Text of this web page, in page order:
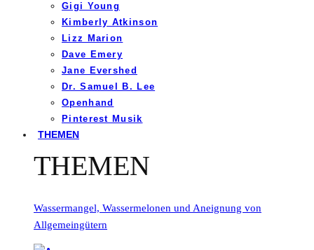
Gigi Young
Kimberly Atkinson
Lizz Marion
Dave Emery
Jane Evershed
Dr. Samuel B. Lee
Openhand
Pinterest Musik
THEMEN
THEMEN
Wassermangel, Wassermelonen und Aneignung von
Allgemeingütern